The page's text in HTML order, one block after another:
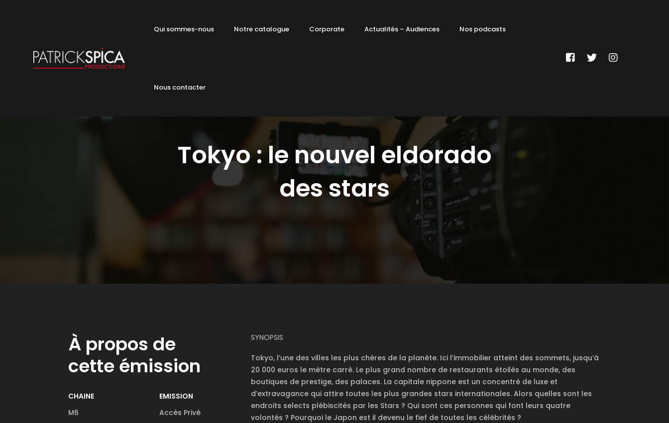
Qui sommes-nous Notre catalogue Corporate Actualités – Audiences Nos podcasts
Nous contacter
Tokyo : le nouvel eldorado
des stars
À propos de
cette émission
CHAINE
M6
EMISSION
Accès Privé
SYNOPSIS
Tokyo, l’une des villes les plus chères de la planète. Ici l’immobilier atteint des sommets, jusqu’à
20 000 euros le mètre carré. Le plus grand nombre de restaurants étoilés au monde, des
boutiques de prestige, des palaces. La capitale nippone est un concentré de luxe et
d’extravagance qui attire toutes les plus grandes stars internationales. Alors quelles sont les
endroits selects plébiscités par les Stars ? Qui sont ces personnes qui font leurs quatre
volontés ? Pourquoi le Japon est il devenu le fief de toutes les célébrités ?